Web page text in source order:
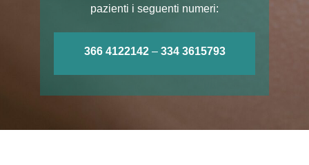
pazienti i seguenti numeri:
366 4122142– 334 3615793